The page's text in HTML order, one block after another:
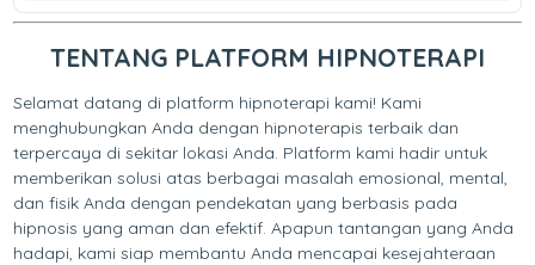
TENTANG PLATFORM HIPNOTERAPI
Selamat datang di platform hipnoterapi kami! Kami
menghubungkan Anda dengan hipnoterapis terbaik dan
terpercaya di sekitar lokasi Anda. Platform kami hadir untuk
memberikan solusi atas berbagai masalah emosional, mental,
dan fisik Anda dengan pendekatan yang berbasis pada
hipnosis yang aman dan efektif. Apapun tantangan yang Anda
hadapi, kami siap membantu Anda mencapai kesejahteraan